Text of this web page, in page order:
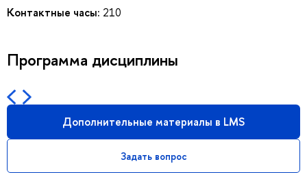
Контактные часы: 210
Программа дисциплины
Дополнительные материалы в LMS
Задать вопрос